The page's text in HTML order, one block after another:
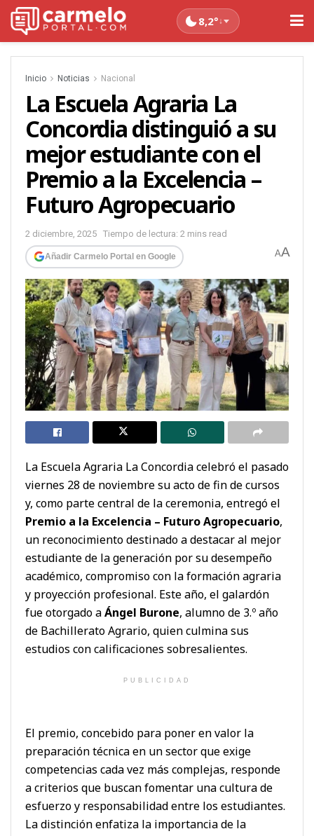
8,2°↓
Inicio Noticias Nacional
La Escuela Agraria La
Concordia distinguió a su
mejor estudiante con el
Premio a la Excelencia –
Futuro Agropecuario
2 diciembre, 2025 Tiempo de lectura: 2 mins read
Añadir Carmelo Portal en Google AA
La Escuela Agraria La Concordia celebró el pasado
viernes 28 de noviembre su acto de fin de cursos
y, como parte central de la ceremonia, entregó el
Premio a la Excelencia – Futuro Agropecuario,
un reconocimiento destinado a destacar al mejor
estudiante de la generación por su desempeño
académico, compromiso con la formación agraria
y proyección profesional. Este año, el galardón
fue otorgado aÁngel Burone, alumno de 3.º año
de Bachillerato Agrario, quien culmina sus
estudios con calificaciones sobresalientes.
PUBLICIDAD
El premio, concebido para poner en valor la
preparación técnica en un sector que exige
competencias cada vez más complejas, responde
a criterios que buscan fomentar una cultura de
esfuerzo y responsabilidad entre los estudiantes.
La distinción enfatiza la importancia de la